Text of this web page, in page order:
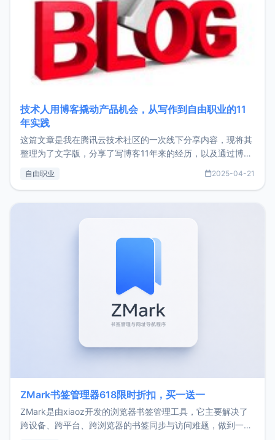
技术人用博客撬动产品机会，从写作到自由职业的11
年实践
这篇文章是我在腾讯云技术社区的一次线下分享内容，现将其
整理为了文字版，分享了写博客11年来的经历，以及通过博客
了我的首个产品ImgURL的真实数据和产品现状。自我介绍大
自由职业 2025-04-21
ZMark书签管理器618限时折扣，买一送一
ZMark是由xiaoz开发的浏览器书签管理工具，它主要解决了
跨设备、跨平台、跨浏览器的书签同步与访问难题，做到一处